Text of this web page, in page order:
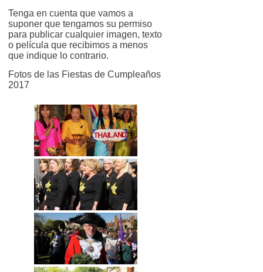
Tenga en cuenta que vamos a
suponer que tengamos su permiso
para publicar cualquier imagen, texto
o película que recibimos a menos
que indique lo contrario.
Fotos de las Fiestas de Cumpleaños
2017